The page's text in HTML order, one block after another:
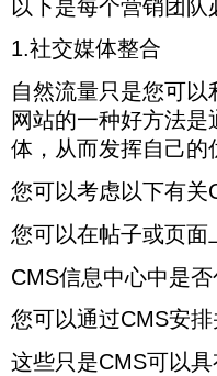
以下是每个营销团队
1.社交媒体整合
自然流量只是您可
网站的一种好方法
体，从而发挥自己的
您可以考虑以下有关
您可以在帖子或页面
CMS信息中心中是
您可以通过CMS安
这些只是CMS可以